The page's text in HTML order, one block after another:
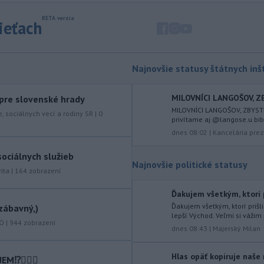
ktorý mal slúžiť na nelegálne
na územie tohto členského štátu
Ruská dezinformačná
centristického premiéra Attala. Ako
vládny úrad Viginum a s „vysokou
mierou istoty“ pripísal proruskej
dezinformačnej sieti s názvom
Na jednokoľajovom
slovenské hrady
sociálnych vecí a rodiny SR | 0
služieb
| 164 zobrazení
| 944 zobrazení
Najnovšie statusy štátnych
MILOVNÍCI LANGOŠOV,
MILOVNÍCI LANGOŠOV,
privítame aj
dnes 08:02 | Kancelária
Najnovšie politické statusy
Ďakujem všetkým, ktorí
Ďakujem všetkým, ktorí
lepší Východ. Veľmi si vážim
dnes 08:43 | Majerský Milan
Hlas opäť kopíruje naše